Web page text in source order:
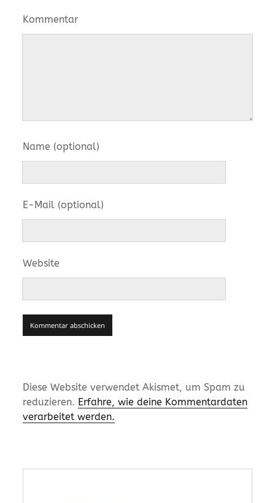
Kommentar
Name (optional)
E-Mail (optional)
Website
Diese Website verwendet Akismet, um Spam zu
reduzieren. Erfahre, wie deine Kommentardaten
verarbeitet werden.